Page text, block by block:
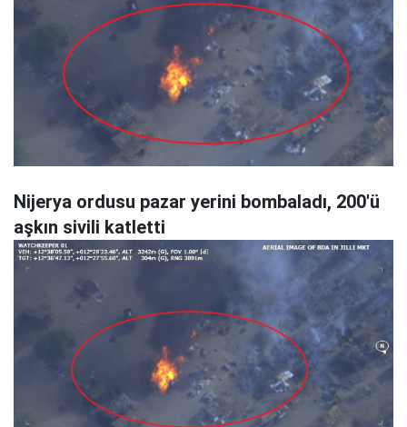
Nijerya ordusu pazar yerini bombaladı, 200'ü
aşkın sivili katletti